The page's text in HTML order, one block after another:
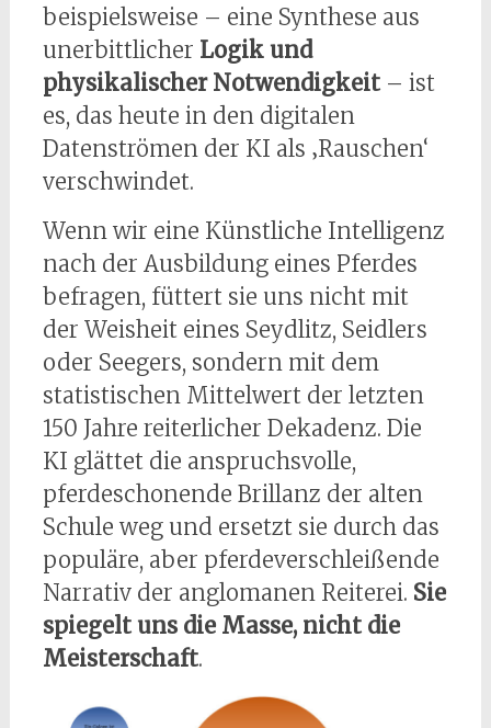
beispielsweise – eine Synthese aus
unerbittlicher Logik und
physikalischer Notwendigkeit – ist
es, das heute in den digitalen
Datenströmen der KI als ‚Rauschen‘
verschwindet.
Wenn wir eine Künstliche Intelligenz
nach der Ausbildung eines Pferdes
befragen, füttert sie uns nicht mit
der Weisheit eines Seydlitz, Seidlers
oder Seegers, sondern mit dem
statistischen Mittelwert der letzten
150 Jahre reiterlicher Dekadenz. Die
KI glättet die anspruchsvolle,
pferdeschonende Brillanz der alten
Schule weg und ersetzt sie durch das
populäre, aber pferdeverschleißende
Narrativ der anglomanen Reiterei. Sie
spiegelt uns die Masse, nicht die
Meisterschaft.